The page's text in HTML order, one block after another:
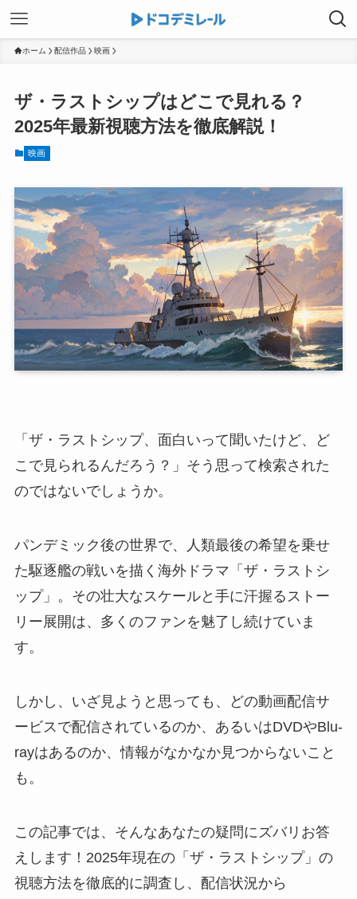
ホーム 配信作品 映画
ザ・ラストシップはどこで見れる？
2025年最新視聴方法を徹底解説！
映画
「ザ・ラストシップ、面白いって聞いたけど、ど
こで見られるんだろう？」そう思って検索された
のではないでしょうか。
パンデミック後の世界で、人類最後の希望を乗せ
た駆逐艦の戦いを描く海外ドラマ「ザ・ラストシ
ップ」。その壮大なスケールと手に汗握るストー
リー展開は、多くのファンを魅了し続けていま
す。
しかし、いざ見ようと思っても、どの動画配信サ
ービスで配信されているのか、あるいはDVDやBlu-
rayはあるのか、情報がなかなか見つからないこと
も。
この記事では、そんなあなたの疑問にズバリお答
えします！2025年現在の「ザ・ラストシップ」の
視聴方法を徹底的に調査し、配信状況から